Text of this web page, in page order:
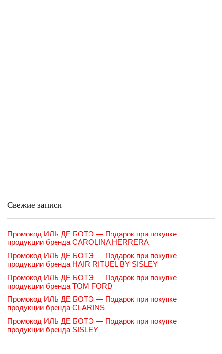
Свежие записи
Промокод ИЛЬ ДЕ БОТЭ — Подарок при покупке
продукции бренда CAROLINA HERRERA
Промокод ИЛЬ ДЕ БОТЭ — Подарок при покупке
продукции бренда HAIR RITUEL BY SISLEY
Промокод ИЛЬ ДЕ БОТЭ — Подарок при покупке
продукции бренда TOM FORD
Промокод ИЛЬ ДЕ БОТЭ — Подарок при покупке
продукции бренда CLARINS
Промокод ИЛЬ ДЕ БОТЭ — Подарок при покупке
продукции бренда SISLEY